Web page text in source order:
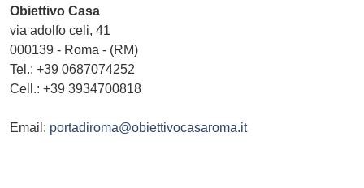
Obiettivo Casa
via adolfo celi, 41
000139 - Roma - (RM)
Tel.: +39 0687074252
Cell.: +39 3934700818
Email: portadiroma@obiettivocasaroma.it